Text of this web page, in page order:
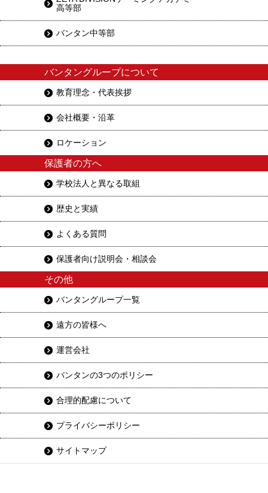
高等部
バンタン中等部
バンタングループについて
教育理念・代表挨拶
会社概要・沿革
ロケーション
保護者の方へ
学校法人と異なる取組
歴史と実績
よくある質問
保護者向け説明会・相談会
その他
バンタングループ一覧
遠方の皆様へ
運営会社
バンタンの3つのポリシー
合理的配慮について
プライバシーポリシー
サイトマップ